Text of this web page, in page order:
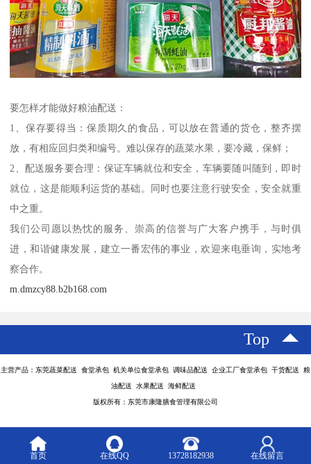
要怎样才能做好粮油配送：
1、保存要得当：保质期久的食品，可以放在普通的货仓，整齐摆
放，有相应回归类和编号。难以保存的蔬菜水果，要冷藏，保鲜；
2、配送服务要合理：保证车辆就位和安全，车辆要随叫随到，即时
就位，这是能顺利运货的基础。同时也要注意行驶安全，安全就重
中之重。
我们公司愿以热忱的服务、崇高的信誉与广大客户携手，与时俱
进，和谐健康发展，建立一番宏伟的事业，欢迎来电垂询，实地考
察合作。
m.dmzcy88.b2b168.com
Top
主营产品：东莞蔬菜配送 食堂承包 机关单位食堂承包 调味品配送 企业工厂食堂承包 干货配送 粮
油配送 水果配送 海鲜配送
版权所有：东莞市康隆膳食管理有限公司
首页 在线QQ 13728182938 在线留言